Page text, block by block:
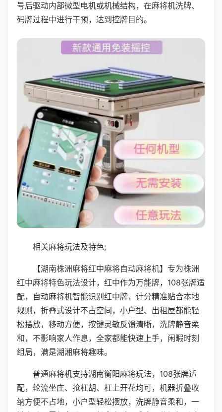
号后驱动内部微型电机或机械结构，在麻将机洗牌、
码牌过程中进行干预，达到控牌目的。
相关麻将玩法及特色;
【湖南株洲麻将红中麻将自动麻将机】专为株洲
红中麻将特色玩法设计，红中作为万能牌，108张牌适
配，自动麻将机智能识别红中牌，计分精准贴合本地
规则，折叠式设计不占空间，小户型、出租屋都能轻
松摆放，移动方便，按键灵敏反馈清晰，洗牌静音柔
和，不影响家人作息，全家都能快速上手，闲暇时刻
组局，满是湖湘麻将趣味。
普通麻将机支持湖南衡阳麻将玩法，108张牌适
配，轮流坐庄、抢杠胡、杠上开花均可，机器折叠收
纳方便不占地，小户型轻松摆放，洗牌静音柔和，一